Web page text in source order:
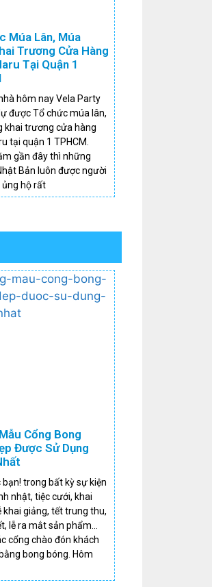
Múa Lân, Múa
Trương Cửa Hàng
Tại Quận 1
hôm nay Vela Party
được Tổ chức múa lân,
khai trương cửa hàng
tại quận 1 TPHCM.
gần đây thì những
Bản luôn được người
ủng hộ rất
Cổng Bong
Được Sử Dụng
bạn! trong bất kỳ sự kiện
nhật, tiệc cưới, khai
khai giảng, tết trung thu,
lễ ra mắt sản phẩm…
cổng chào đón khách
bong bóng. Hôm